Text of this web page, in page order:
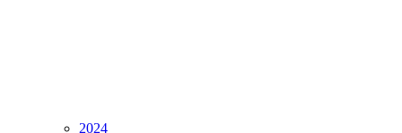
2024